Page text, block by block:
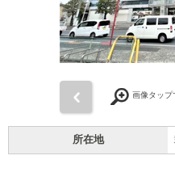
画像タップ
所在地